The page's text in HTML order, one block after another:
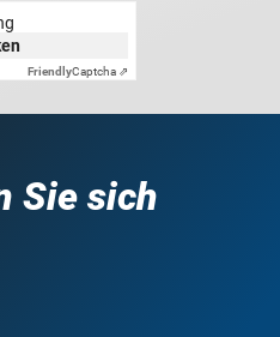
FriendlyCaptcha ⇗
Sie sich